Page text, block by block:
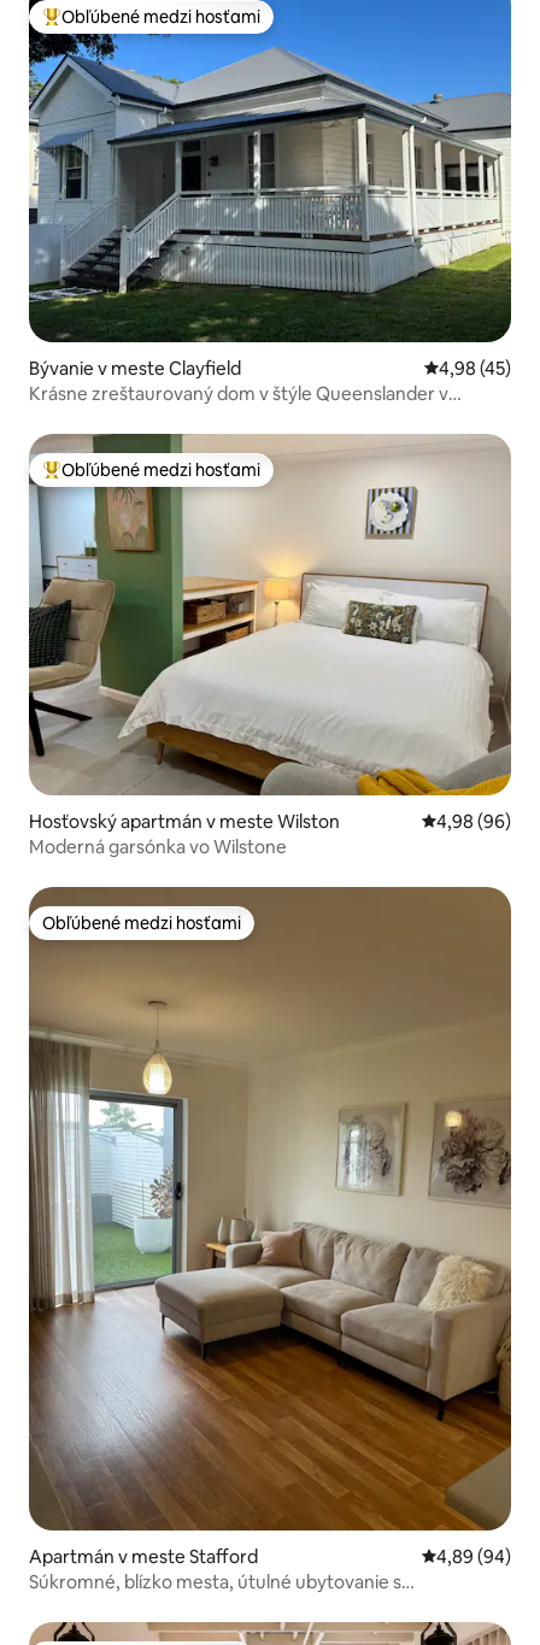
Najobľúbenejšie medzi hosťami
Obľúbené medzi hosťami
Bývanie v meste Clayfield Priemerné
4,98 (45)
Krásne zreštaurovaný dom v štýle Queenslander v
Najobľúbenejšie medzi hosťami
Obľúbené medzi hosťami
Hosťovský apartmán v meste Wilston Priemerné
4,98 (96)
Moderná garsónka vo Wilstone
Obľúbené medzi hosťami
Obľúbené medzi hosťami
Apartmán v meste Stafford Priemerné
4,89 (94)
Súkromné, blízko mesta, útulné ubytovanie s